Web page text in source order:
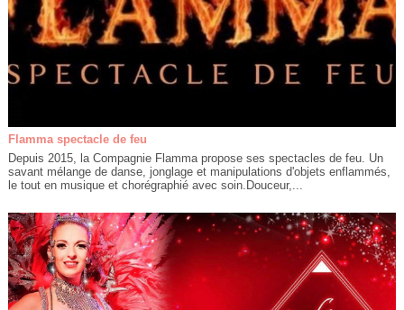
Flamma spectacle de feu
Depuis 2015, la Compagnie Flamma propose ses spectacles de feu. Un
savant mélange de danse, jonglage et manipulations d'objets enflammés,
le tout en musique et chorégraphié avec soin.Douceur,...